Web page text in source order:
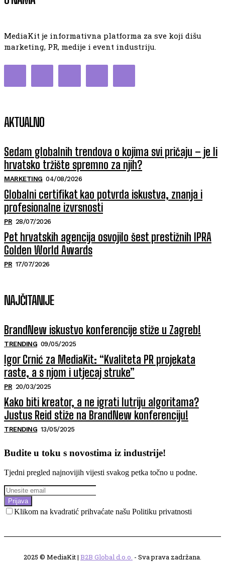
MediaKit je informativna platforma za sve koji dišu
marketing, PR, medije i event industriju.
AKTUALNO
Sedam globalnih trendova o kojima svi pričaju – je li
hrvatsko tržište spremno za njih?
MARKETING 04/08/2026
Globalni certifikat kao potvrda iskustva, znanja i
profesionalne izvrsnosti
PR 28/07/2026
Pet hrvatskih agencija osvojilo šest prestižnih IPRA
Golden World Awards
PR 17/07/2026
NAJČITANIJE
BrandNew iskustvo konferencije stiže u Zagreb!
TRENDING 09/05/2025
Igor Crnić za MediaKit: “Kvaliteta PR projekata
raste, a s njom i utjecaj struke”
PR 20/03/2025
Kako biti kreator, a ne igrati lutriju algoritama?
Justus Reid stiže na BrandNew konferenciju!
TRENDING 13/05/2025
Budite u toku s novostima iz industrije!
Tjedni pregled najnovijih vijesti svakog petka točno u podne.
Prijava
Klikom na kvadratić prihvaćate našu Politiku privatnosti
2025 © MediaKit | B2B Global d.o.o. - Sva prava zadržana.